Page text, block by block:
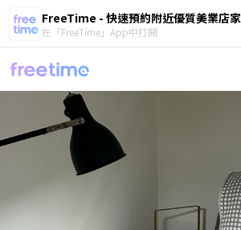
FreeTime - 快速預約附近優質美業店家
在「FreeTime」App中打開